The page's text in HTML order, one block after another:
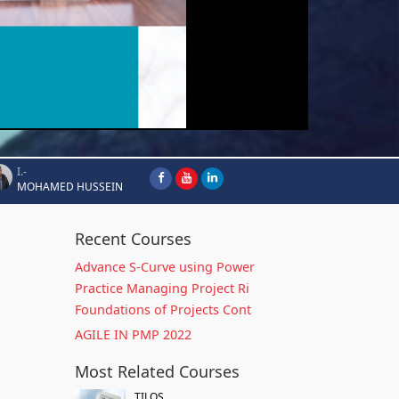
I.-
MOHAMED HUSSEIN
Recent Courses
Advance S-Curve using Power
Practice Managing Project Ri
Foundations of Projects Cont
AGILE IN PMP 2022
Most Related Courses